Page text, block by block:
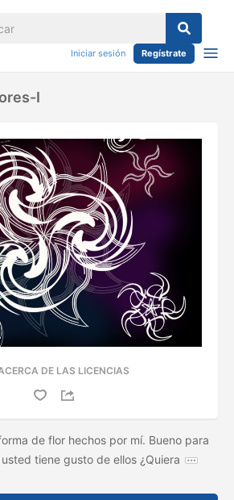
Iniciar sesión Regístrate
I
DE LAS LICENCIAS
de flor hechos por mí. Bueno para
tiene gusto de ellos ¿Quiera